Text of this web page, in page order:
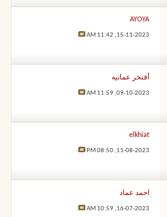
AYOYA
15-11-2023,
11:42 AM
أفتخر عمانيه
09-10-2023,
11:59 AM
elkhiat
11-08-2023,
08:50 PM
احمد عماد
16-07-2023,
10:59 AM